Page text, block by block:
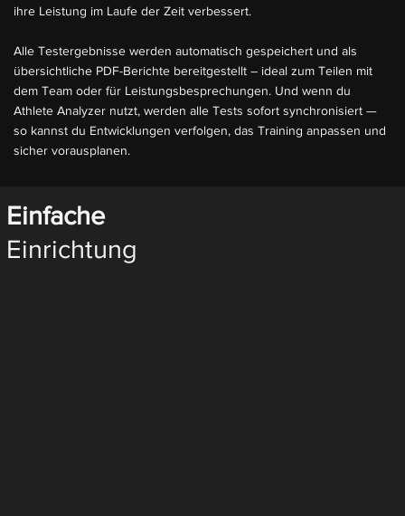
ihre Leistung im Laufe der Zeit verbessert.
Alle Testergebnisse werden automatisch gespeichert und als
übersichtliche PDF-Berichte bereitgestellt – ideal zum Teilen mit
dem Team oder für Leistungsbesprechungen. Und wenn du
Athlete Analyzer nutzt, werden alle Tests sofort synchronisiert —
so kannst du Entwicklungen verfolgen, das Training anpassen und
sicher vorausplanen.
Einfache
Einrichtung